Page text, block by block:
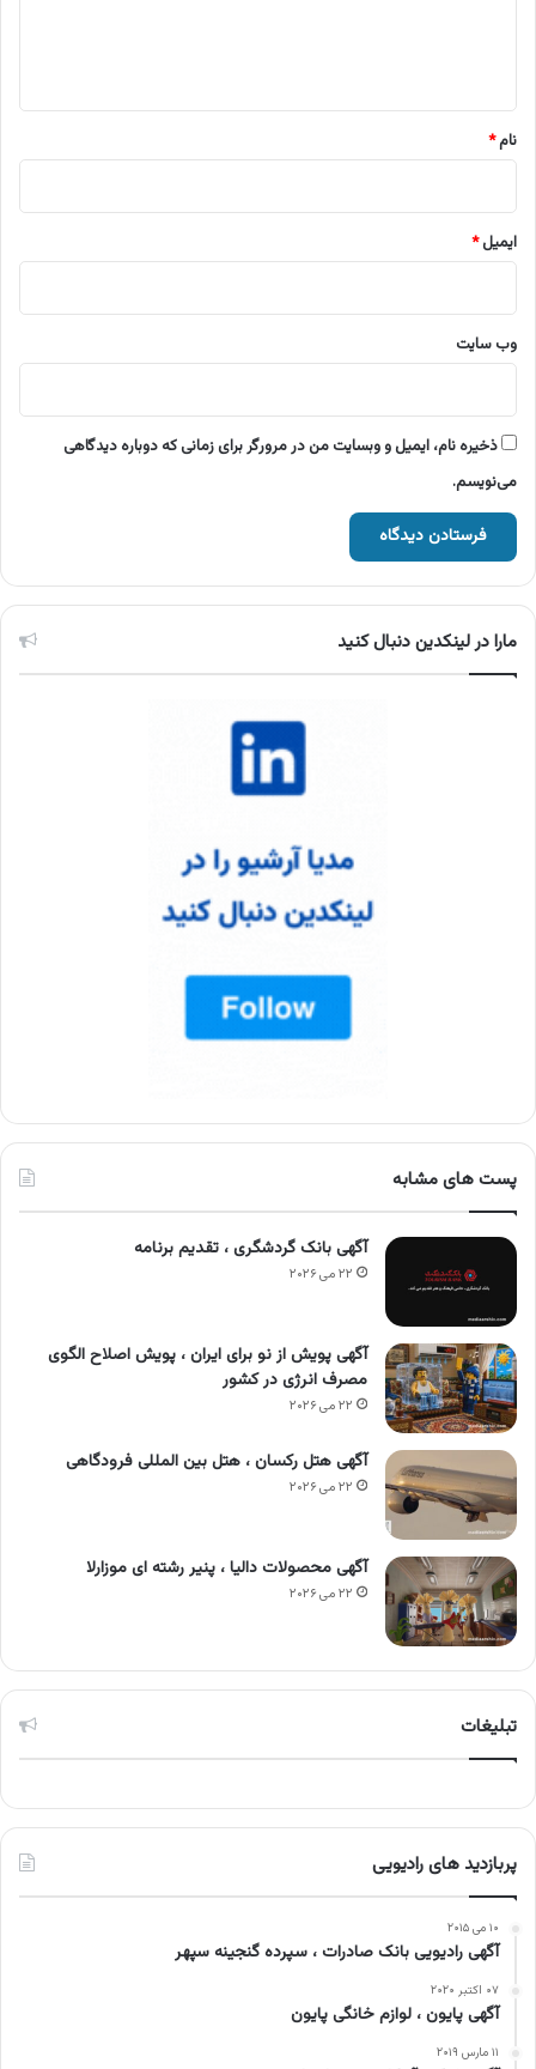
نام*
ایمیل*
وب‌ سایت
ذخیره نام، ایمیل و وبسایت من در مرورگر برای زمانی که دوباره دیدگاهی
می‌نویسم.
مارا در لینکدین دنبال کنید
پست های مشابه
آگهی بانک گردشگری ، تقدیم برنامه
۲۲ می ۲۰۲۶
آگهی پویش از نو برای ایران ، پویش اصلاح الگوی
مصرف انرژی در کشور
۲۲ می ۲۰۲۶
آگهی هتل رکسان ، هتل بین المللی فرودگاهی
۲۲ می ۲۰۲۶
آگهی محصولات دالیا ، پنیر رشته ای موزارلا
۲۲ می ۲۰۲۶
تبلیغات
پربازدید های رادیویی
۱۰ می ۲۰۱۵
آگهی رادیویی بانک صادرات ، سپرده گنجینه سپهر
۰۷ اکتبر ۲۰۲۰
آگهی پایون ، لوازم خانگی پایون
۱۱ مارس ۲۰۱۹